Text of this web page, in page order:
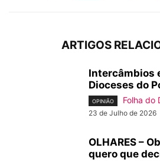
ARTIGOS
Intercâmbios
Dioceses do
OPINIÃO Folha do
23 de Julho de 2026
OLHARES –
quero que